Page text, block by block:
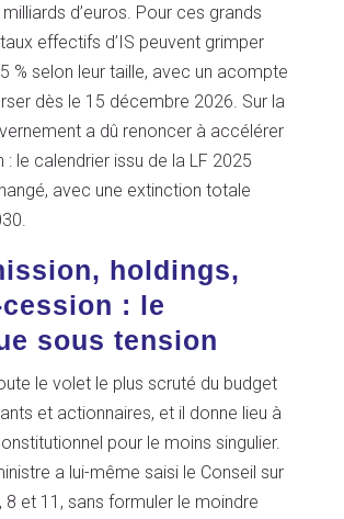
milliards d’euros. Pour ces grands
effectifs d’IS peuvent grimper
% selon leur taille, avec un acompte
dès le 15 décembre 2026. Sur la
a dû renoncer à accélérer
: le calendrier issu de la LF 2025
avec une extinction totale
holdings,
: le
sous tension
le volet le plus scruté du budget
et actionnaires, et il donne lieu à
pour le moins singulier.
a lui-même saisi le Conseil sur
8 et 11, sans formuler le moindre